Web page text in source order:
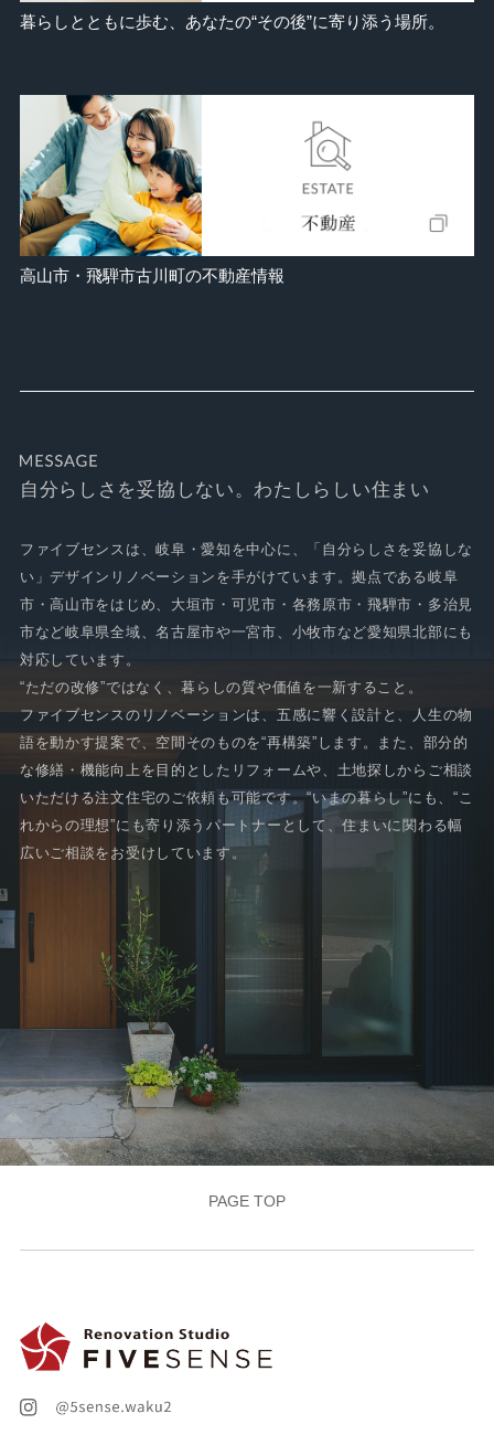
暮らしとともに歩む、あなたの“その後”に寄り添う場所。
高山市・飛騨市古川町の不動産情報
自分らしさを妥協しない。わたしらしい住まい
ファイブセンスは、岐阜・愛知を中心に、「自分らしさを妥協しな
い」デザインリノベーションを手がけています。拠点である岐阜
市・高山市をはじめ、大垣市・可児市・各務原市・飛騨市・多治見
市など岐阜県全域、名古屋市や一宮市、小牧市など愛知県北部にも
対応しています。
“ただの改修”ではなく、暮らしの質や価値を一新すること。
ファイブセンスのリノベーションは、五感に響く設計と、人生の物
語を動かす提案で、空間そのものを“再構築”します。また、部分的
な修繕・機能向上を目的としたリフォームや、土地探しからご相談
いただける注文住宅のご依頼も可能です。“いまの暮らし”にも、“こ
れからの理想”にも寄り添うパートナーとして、住まいに関わる幅
広いご相談をお受けしています。
PAGE TOP